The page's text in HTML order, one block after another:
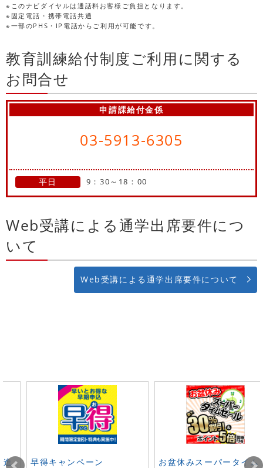
※このナビダイヤルは通話料お客様ご負担となります。
※固定電話・携帯電話共通
※一部のPHS・IP電話からご利用が可能です。
教育訓練給付制度ご利用に関する
お問合せ
申請課給付金係
03-5913-6305
平日 9：30～18：00
Web受講による通学出席要件につ
いて
Web受講による通学出席要件について
進
早得キャンペーン
お盆休みスーパータイム